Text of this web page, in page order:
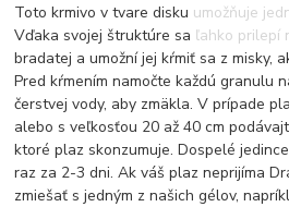
Toto krmivo v tvare disku umožňuje
Vďaka svojej štruktúre sa ľahko prilepí
bradatej a umožní jej kŕmiť sa z misky,
Pred kŕmením namočte každú granulu
čerstvej vody, aby zmäkla. V prípade
alebo s veľkosťou 20 až 40 cm
ktoré plaz skonzumuje. Dospelé
raz za 2-3 dni. Ak váš plaz neprijíma
zmiešať s jedným z našich gélov,